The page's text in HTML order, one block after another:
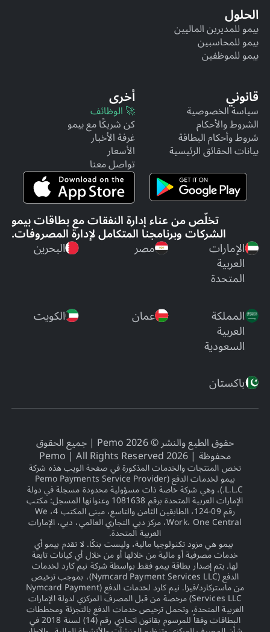
الحلول
بيمو للمديرين الماليين
بيمو للمحاسبين
بيمو للموظفين
قانوني
سياسة الخصوصية
الشروط والأحكام
شروط وأحكام البطاقة
بيانات الحقائق الرئيسية
أخرى
🚀 الوظائف
كن شريكًا مع بيمو
غرفة الأخبار
الأسعار
تواصل معنا
تخلّص من عناء إدارة النفقات مع بطاقات بيمو
الشركات وبرنامجنا المتكامل لإدارة المصروفات.
الإمارات
العربية
المتحدة
مصر البحرين
المملكة
العربية
السعودية
عمان الكويت
باكستان
حقوق الطبع والنشر © 2026 Pemo | جميع الحقوق
محفوظة |2026
Pemo | All Rights Reserved
تخص المنتجات والخدمات المذكورة في صفحة الويب هذه شركة
بيمو لخدمات الدفع (Pemo Payments Service Provider
L.L.C.)، وهي شركة خاصة ذات مسؤولية محدودة مسجلة في دولة
الإمارات العربية المتحدة برقم 1081638 وعنوانها المسجل: مكتب
رقم 09-124، الطابقين الثامن والتاسع، مبنى المكتب 4، We
Work، One Central، مركز دبي التجاري العالمي، دبي، الإمارات
العربية المتحدة.
بيمو هي مزود تكنولوجيا مالية، وليست بنكًا. لا تقدم بيمو أي
خدمات مصرفية أو مالية من خلالها أو من خلال أي كيانات تابعة
لها. يتم إصدار بطاقة بيمو فقط بواسطة شركة نيم كارد لخدمات
الدفع (Nymcard Payment Services LLC)، بموجب ترخيص
من ماستركارد/فيزا. نيم كارد لخدمات الدفع (Nymcard Payment
Services LLC) مرخصة من قبل المصرف المركزي لدولة الإمارات
العربية المتحدة، وتحمل ترخيص خدمات الدفع بالتجزئة ومخططات
البطاقات وفقاً للمرسوم بقانون اتحادي رقم (14) لسنة 2018 في